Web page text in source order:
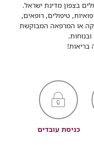
טיפולים, רופאים,
או המרפאה המבוקשת
בריאות!
כניסת עובדים